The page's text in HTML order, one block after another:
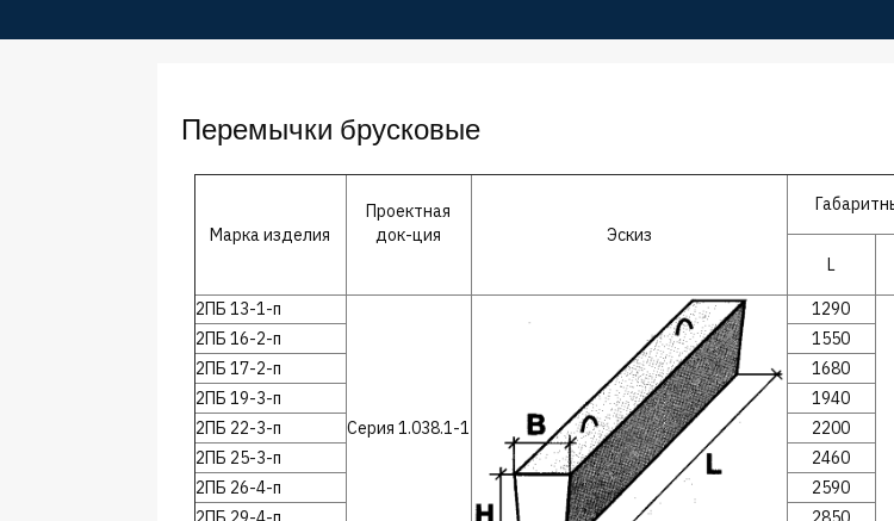
Перемычки брусковые
Марка изделия
Проектная
док-ция
Эскиз
L
2ПБ 13-1-п
Серия 1.038.1-1
1290
2ПБ 16-2-п
1550
2ПБ 17-2-п
1680
2ПБ 19-3-п
1940
2ПБ 22-3-п
2200
2ПБ 25-3-п
2460
2ПБ 26-4-п
2590